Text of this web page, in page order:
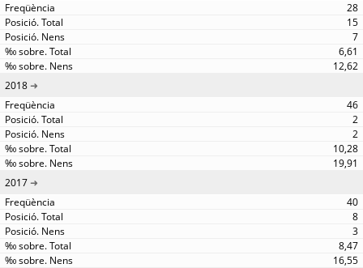
28
15
7
6,61
12,62
2018
46
2
2
10,28
19,91
2017
40
8
3
8,47
16,55